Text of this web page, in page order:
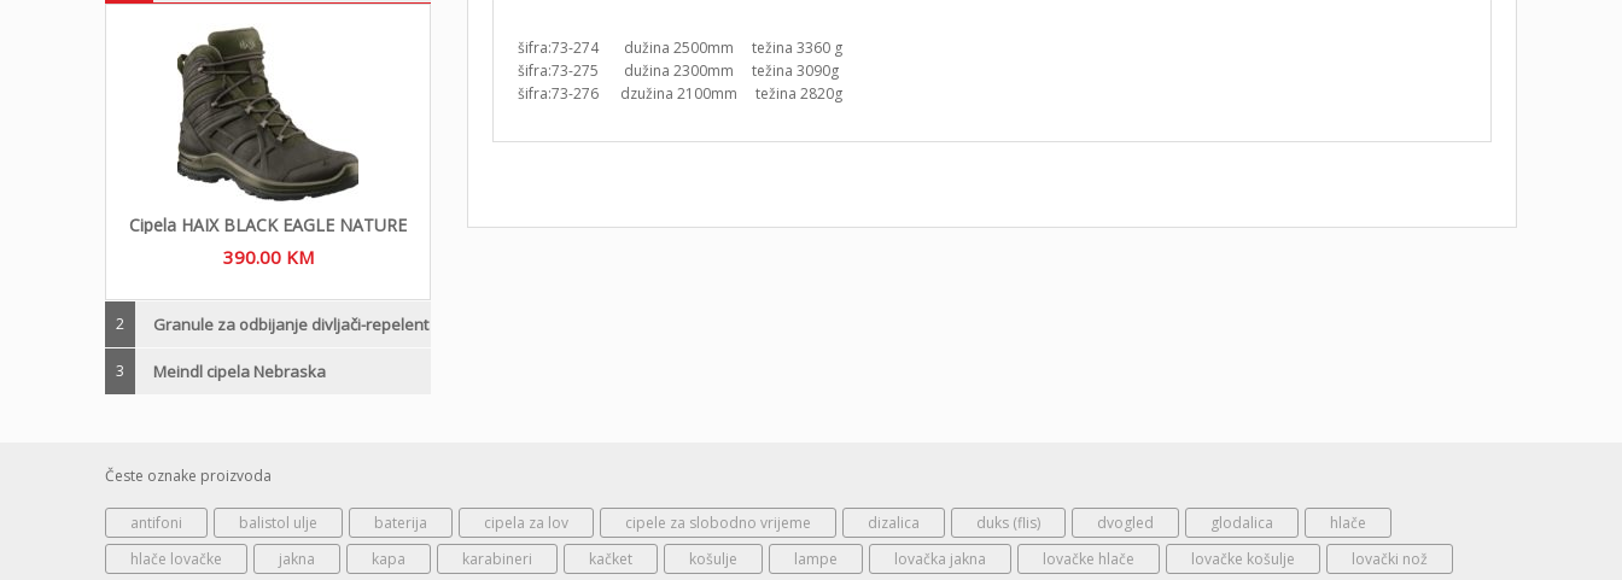
Cipela HAIX BLACK EAGLE NATURE
390.00 KM
2 Granule za odbijanje divljači-repelent
3 Meindl cipela Nebraska
šifra:73-274 dužina 2500mm težina 3360 g
šifra:73-275 dužina 2300mm težina 3090g
šifra:73-276 dzužina 2100mm težina 2820g
Česte oznake proizvoda
antifoni balistol ulje baterija cipela za lov cipele za slobodno vrijeme dizalica duks (flis) dvogled glodalica
hlače
hlače lovačke
jakna kapa karabineri kačket košulje lampe lovačka jakna lovačke hlače lovačke košulje lovački nož